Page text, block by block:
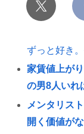
ずっと好き
家賃値上が
の男8人いれ
メンタリス
開く価値が